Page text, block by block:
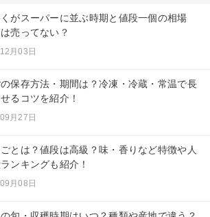
がスーパーに並ぶ時期と値段一個の相場
売ってない？
月03日
保存方法・期間は？冷凍・冷蔵・常温で長
るコツを紹介！
月27日
とは？値段は高級？味・香りなど特徴や人
ンキングも紹介！
月08日